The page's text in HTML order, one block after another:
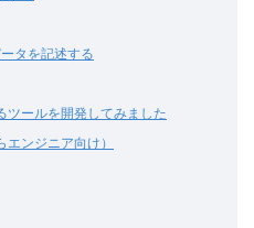
タを記述する
ツールを開発してみました
ンジニア向け）